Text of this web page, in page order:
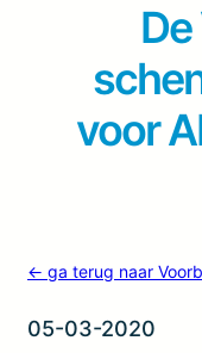
voor
← ga terug naar
05-03-2020